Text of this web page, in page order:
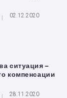
02.12.2020
ситуация –
компенсации
28.11.2020